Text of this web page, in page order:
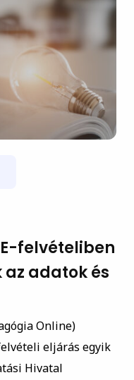
felvételiben
adatok és
Online)
eljárás egyik
Hivatal